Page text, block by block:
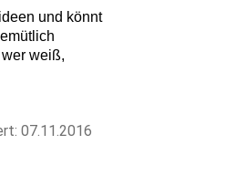
und könnt
weiß,
07.11.2016